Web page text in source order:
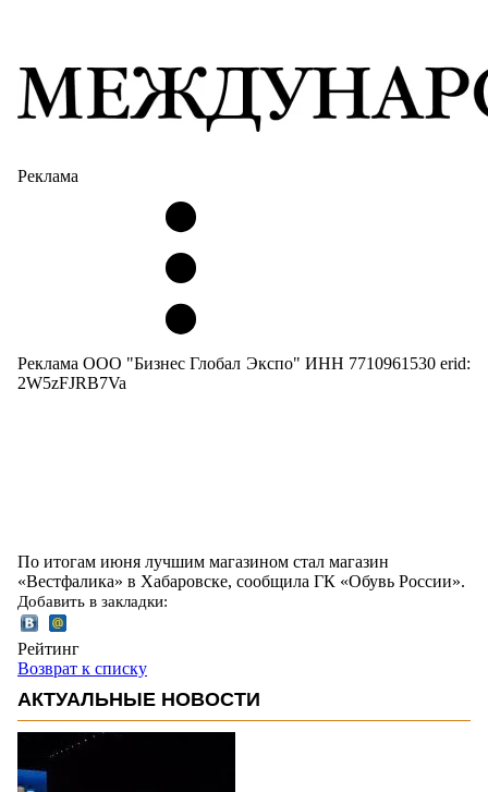
Реклама
Реклама ООО "Бизнес Глобал Экспо" ИНН 7710961530 erid:
2W5zFJRB7Va
По итогам июня лучшим магазином стал магазин
«Вестфалика» в Хабаровске, cообщила ГК «Обувь России».
Добавить в закладки:
Рейтинг
Возврат к списку
АКТУАЛЬНЫЕ НОВОСТИ